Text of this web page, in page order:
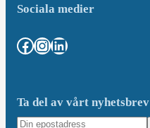
Sociala medier
Facebook InstagramLinkedIn
Ta del av vårt nyhetsbrev